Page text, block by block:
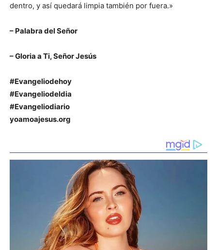
dentro, y así quedará limpia también por fuera.»
– Palabra del Señor
– Gloria a Ti, Señor Jesús
#Evangeliodehoy
#Evangeliodeldia
#Evangeliodiario
yoamoajesus.org